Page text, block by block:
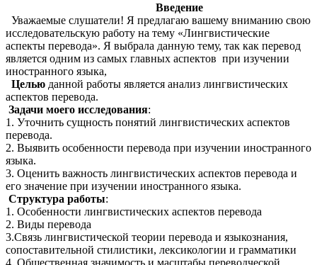
Введение
Уважаемые слушатели! Я предлагаю вашему вниманию свою
исследовательскую работу на тему «Лингвистические
аспекты перевода». Я выбрала данную тему, так как перевод
является одним из самых главных аспектов при изучении
иностранного языка,
Целью данной работы является анализ лингвистических
аспектов перевода.
Задачи моего исследования:
1. Уточнить сущность понятий лингвистических аспектов
перевода.
2. Выявить особенности перевода при изучении иностранного
языка.
3. Оценить важность лингвистических аспектов перевода и
его значение при изучении иностранного языка.
Структура работы:
1. Особенности лингвистических аспектов перевода
2. Виды перевода
3.Связь лингвистической теории перевода и языкознания,
сопоставительной стилистики, лексикологии и грамматики
4. Общественная значимость и масштабы переводческой